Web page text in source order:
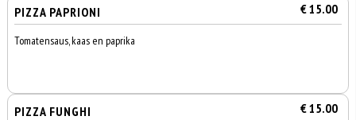
PIZZA PAPRIONI € 15.00
Tomatensaus, kaas en paprika
PIZZA FUNGHI € 15.00